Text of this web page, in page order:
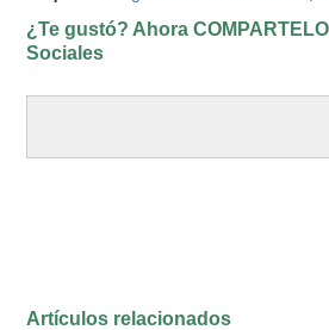
¿Te gustó? Ahora
Sociales
Artículos relacionados